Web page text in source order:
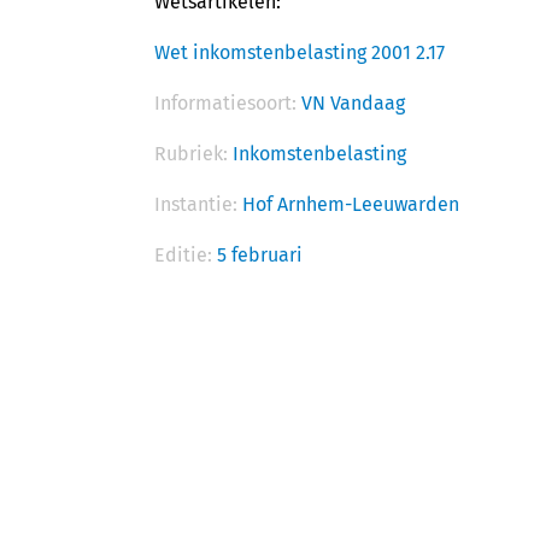
Wet inkomstenbelasting 2001 2.17
Informatiesoort: VN Vandaag
Rubriek: Inkomstenbelasting
Instantie: Hof Arnhem-Leeuwarden
Editie: 5 februari